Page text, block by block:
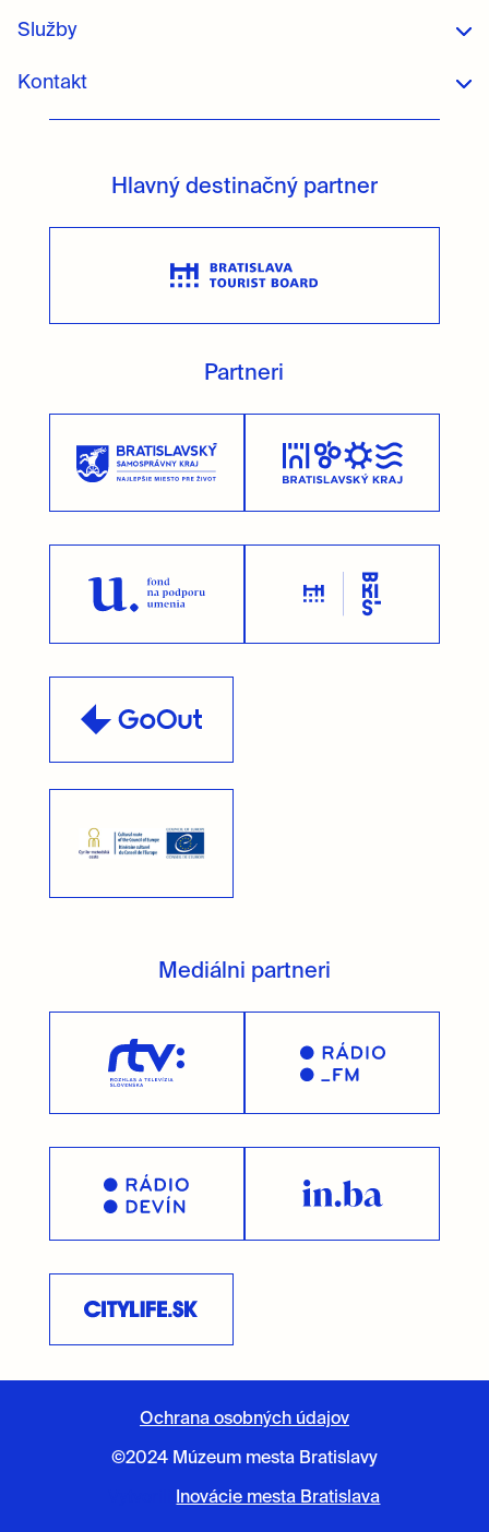
Služby
Kontakt
Hlavný destinačný partner
Partneri
Mediálni partneri
Ochrana osobných údajov
©2024 Múzeum mesta Bratislavy
Inovácie mesta Bratislava